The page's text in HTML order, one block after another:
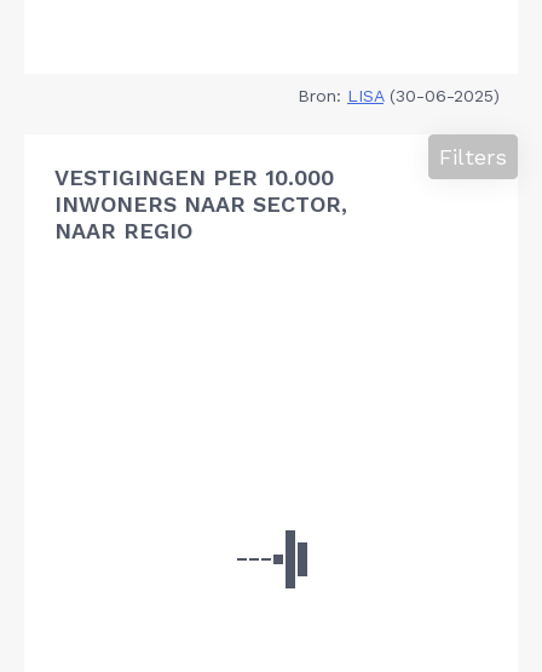
Bron: LISA(30-06-2025)
VESTIGINGEN PER 10.000
INWONERS NAAR SECTOR,
NAAR REGIO
Filters